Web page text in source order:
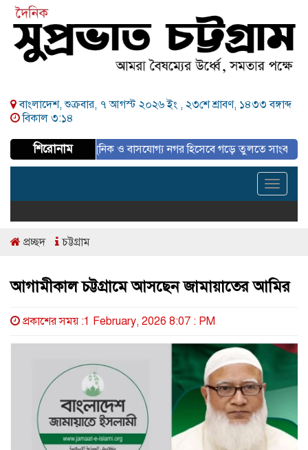
বাংলাদেশ, শুক্রবার, ৭ আগস্ট ২০২৬ ইং , ২৩শে শ্রাবণ, ১৪৩৩ বঙ্গাব্দ
বিকাল ৩:১৪
শিরোনাম
আধুনিক ও বাসযোগ্য নগর হিসেবে গড়ে তুলতে সাংবাদিকদের
Toggle
প্রচ্ছদ চট্টগ্রাম
আগামীকাল চট্টগ্রামে আসছেন জামায়াতের আমির
প্রকাশের সময় :1 February, 2026 8:07 : PM